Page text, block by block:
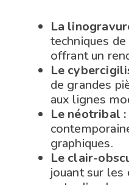
La
techniques
offrant un
Le
de grandes
aux lignes
Le néotribal :
graphiques.
Le clair-
jouant sur